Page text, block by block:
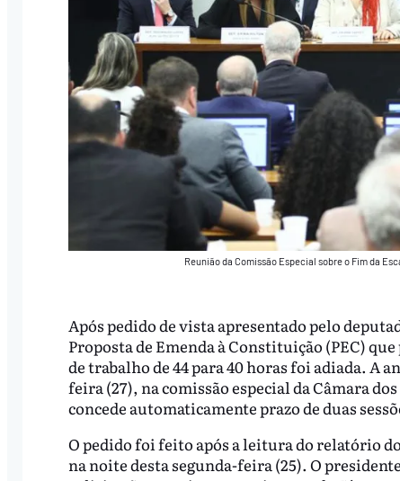
Reunião da Comissão Especial sobre o Fim da
Após pedido de vista apresentado pelo
Proposta de Emenda à Constituição (PEC) que
de trabalho de 44 para 40 horas foi adiada. A
feira (27), na comissão especial da Câmara
concede automaticamente prazo de duas
O pedido foi feito após a leitura do relatório
na noite desta segunda-feira (25). O